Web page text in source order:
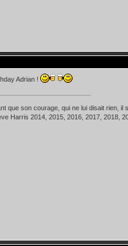
Adrian !
que son courage, qui ne lui disait rien, il
Harris 2014, 2015, 2016, 2017, 2018,